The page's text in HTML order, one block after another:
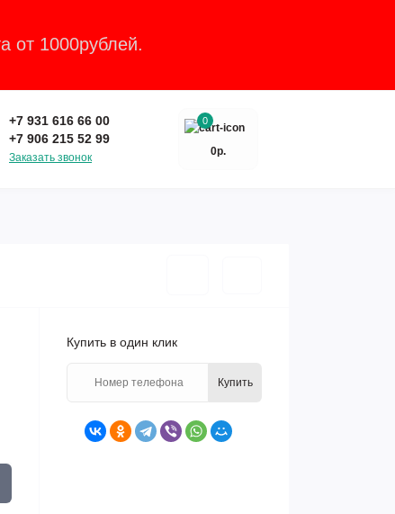
от 1000рублей.
+7 931 616 66 00
+7 906 215 52 99
Заказать звонок
0
0р.
Купить в один клик
Купить